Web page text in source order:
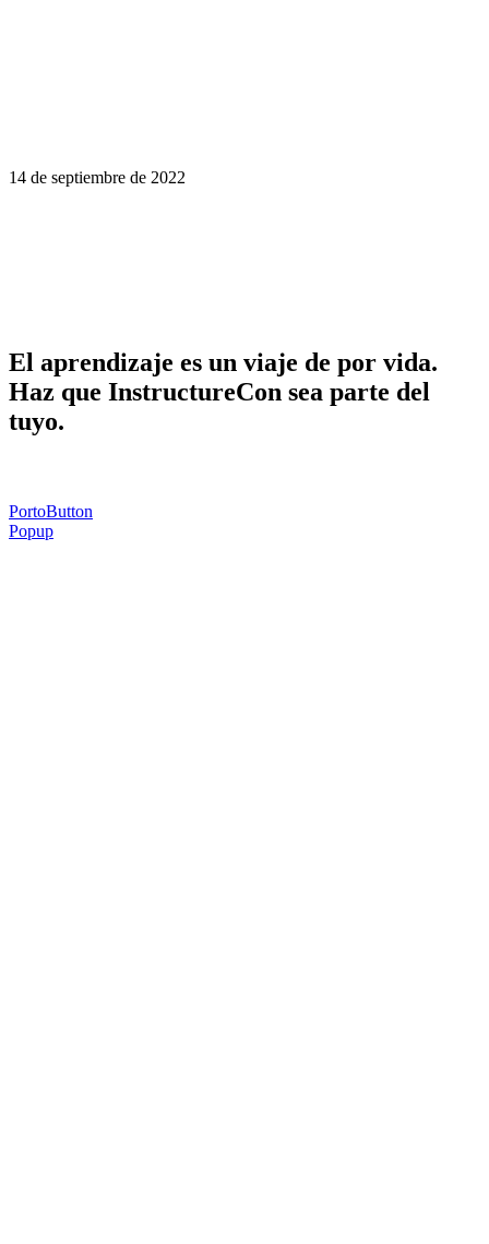
14 de septiembre de 2022
El aprendizaje es un viaje de por vida.
Haz que InstructureCon sea parte del
tuyo.
PortoButton
Popup